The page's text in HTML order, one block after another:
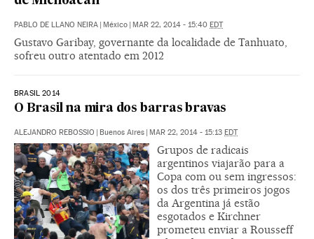
PABLO DE LLANO NEIRA | México | MAR 22, 2014 - 15:40 EDT
Gustavo Garibay, governante da localidade de Tanhuato,
sofreu outro atentado em 2012
BRASIL 2014
O Brasil na mira dos barras bravas
ALEJANDRO REBOSSIO | Buenos Aires | MAR 22, 2014 - 15:13 EDT
Grupos de radicais
argentinos viajarão para a
Copa com ou sem ingressos:
os dos três primeiros jogos
da Argentina já estão
esgotados e Kirchner
prometeu enviar a Rousseff